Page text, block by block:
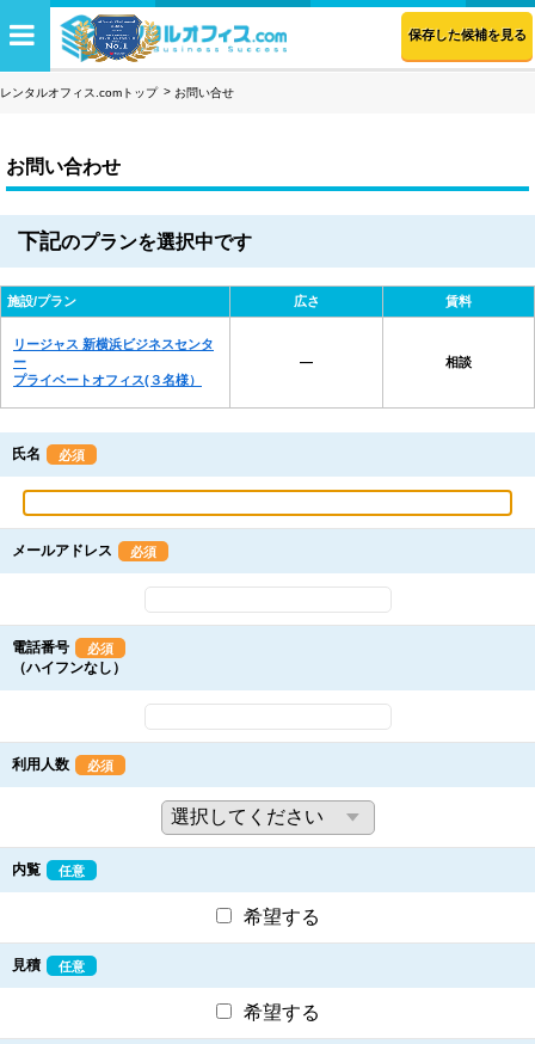
保存した候補を見る
レンタルオフィス.comトップ お問い合せ
お問い合わせ
下記のプランを選択中です
施設/プラン 広さ 賃料
リージャス 新横浜ビジネスセンタ
ー
プライベートオフィス(３名様）
― 相談
氏名 必須
メールアドレス 必須
電話番号 必須
（ハイフンなし）
利用人数 必須
内覧 任意
希望する
見積 任意
希望する